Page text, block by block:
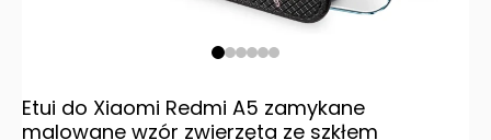
Etui do Xiaomi Redmi A5 zamykane
malowane wzór zwierzęta ze szkłem